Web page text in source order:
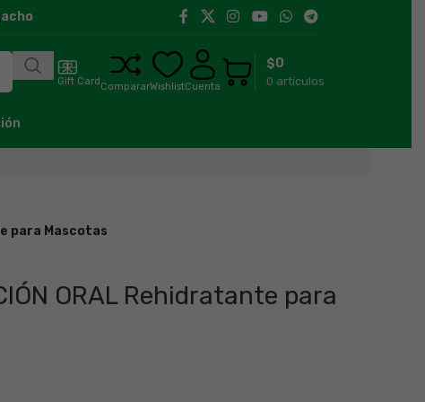
11:00 h a 18:00 h Llegamos a toda la región de Aysén.
Gift CardCompararWishlistCuenta 0 artículos
$0
para Mascotas
ORAL Rehidratante para